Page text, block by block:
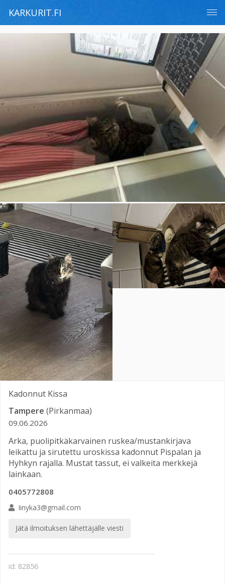
KARKURIT.FI
Kadonnut Kissa
Tampere (Pirkanmaa)
09.06.2026
Arka, puolipitkäkarvainen ruskea/mustankirjava
leikattu ja sirutettu uroskissa kadonnut Pispalan ja
Hyhkyn rajalla. Mustat tassut, ei valkeita merkkejä
lainkaan.
0405772808
Iinyka3@gmail.com
Jätä ilmoituksen lähettäjälle viesti
id: 82856